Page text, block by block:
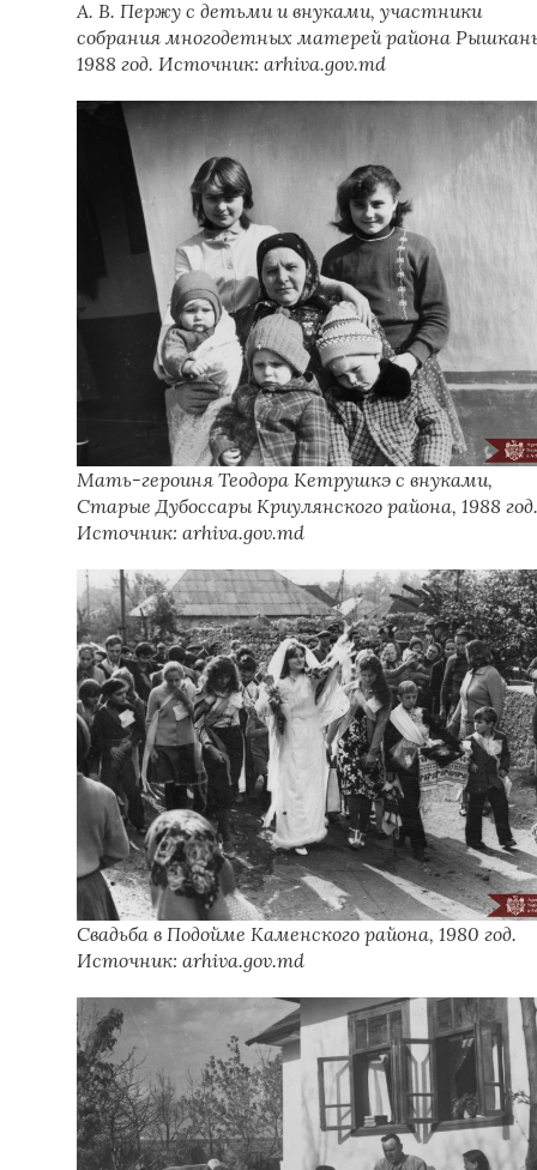
А. В. Пержу с детьми и внуками, участники
собрания многодетных матерей района
1988 год. Источник: arhiva.gov.md
Мать-героиня Теодора Кетрушкэ с внуками,
Старые Дубоссары Криулянского района, 1988 год.
Источник: arhiva.gov.md
Свадьба в Подойме Каменского района, 1980 год.
Источник: arhiva.gov.md